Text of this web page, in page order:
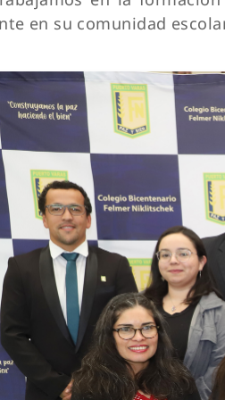
en su comunidad